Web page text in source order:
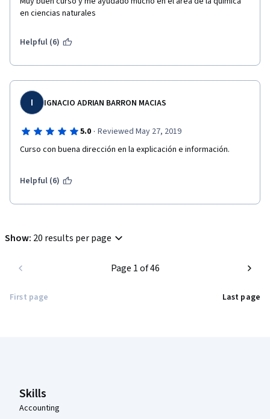
en ciencias naturales
Helpful (6)
I IGNACIO ADRIAN BARRON MACIAS
5.0 · Reviewed May 27, 2019
Curso con buena dirección en la explicación e información.
Helpful (6)
Show: 20 results per page
First page
Page 1 of 46
Last page
Skills
Accounting